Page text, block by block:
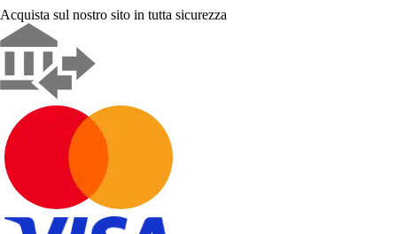
Acquista sul nostro sito in tutta sicurezza